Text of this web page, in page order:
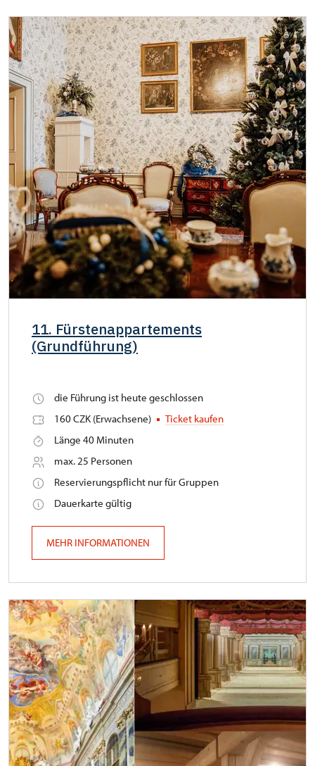
11. Fürstenappartements
(Grundführung)
die Führung ist heute geschlossen
160 CZK (Erwachsene)
Ticket kaufen
Länge 40 Minuten
max. 25 Personen
Reservierungspflicht nur für Gruppen
Dauerkarte gültig
MEHR INFORMATIONEN